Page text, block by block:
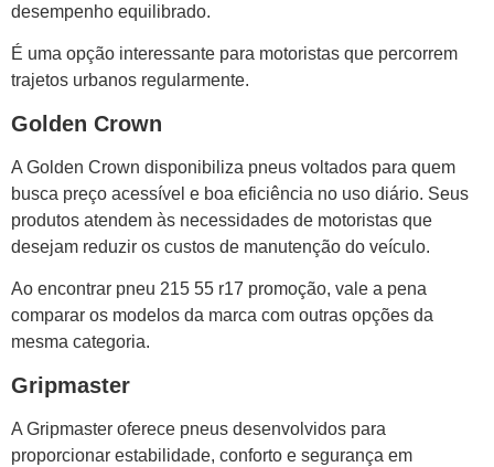
desempenho equilibrado.
É uma opção interessante para motoristas que percorrem
trajetos urbanos regularmente.
Golden Crown
A Golden Crown disponibiliza pneus voltados para quem
busca preço acessível e boa eficiência no uso diário. Seus
produtos atendem às necessidades de motoristas que
desejam reduzir os custos de manutenção do veículo.
Ao encontrar pneu 215 55 r17 promoção, vale a pena
comparar os modelos da marca com outras opções da
mesma categoria.
Gripmaster
A Gripmaster oferece pneus desenvolvidos para
proporcionar estabilidade, conforto e segurança em